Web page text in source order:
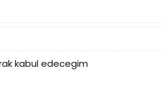
kabul edecegim